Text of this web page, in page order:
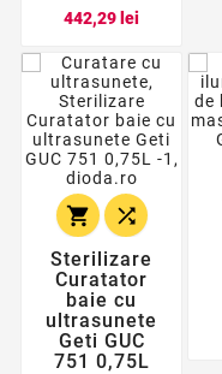
442,29 lei
 
Sterilizare
Curatator
baie cu
ultrasunete
Geti GUC
751 0,75L